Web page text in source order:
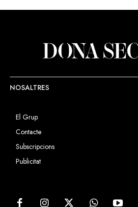
NOSALTRES
El Grup
Contacte
Subscripcions
Publicitat